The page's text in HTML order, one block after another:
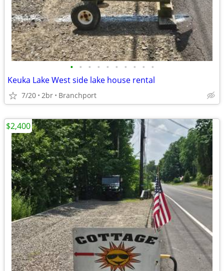
• • • • • • • • • •
Keuka Lake West side lake house rental
7/20 2br Branchport
$2,400